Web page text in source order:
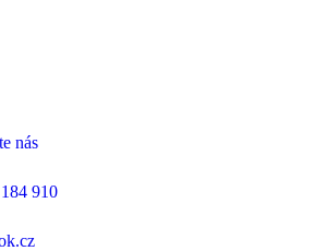
nás
910